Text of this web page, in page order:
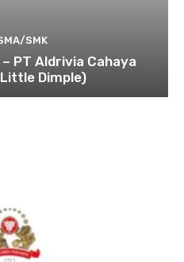
SMK
PT Aldrivia Cahaya
Dimple)